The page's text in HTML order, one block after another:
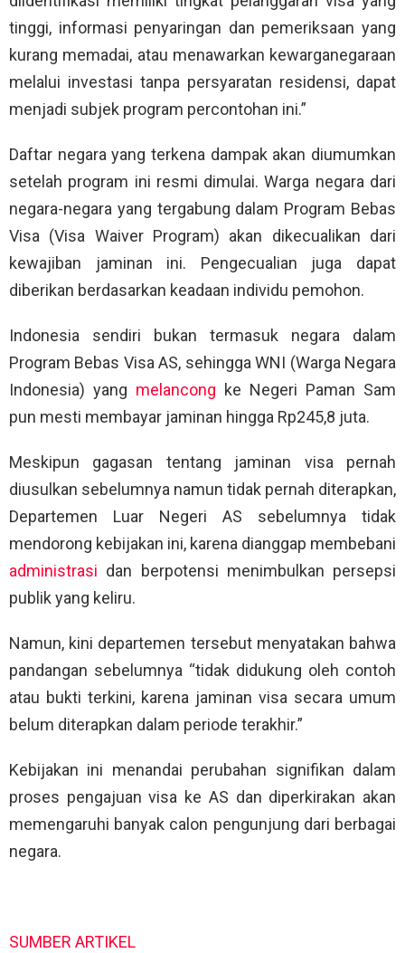
tinggi, informasi penyaringan dan pemeriksaan yang
kurang memadai, atau menawarkan kewarganegaraan
melalui investasi tanpa persyaratan residensi, dapat
menjadi subjek program percontohan ini.”
Daftar negara yang terkena dampak akan diumumkan
setelah program ini resmi dimulai. Warga negara dari
negara-negara yang tergabung dalam Program Bebas
Visa (Visa Waiver Program) akan dikecualikan dari
kewajiban jaminan ini. Pengecualian juga dapat
diberikan berdasarkan keadaan individu pemohon.
Indonesia sendiri bukan termasuk negara dalam
Program Bebas Visa AS, sehingga WNI (Warga Negara
Indonesia) yang melancong ke Negeri Paman Sam
pun mesti membayar jaminan hingga Rp245,8 juta.
Meskipun gagasan tentang jaminan visa pernah
diusulkan sebelumnya namun tidak pernah diterapkan,
Departemen Luar Negeri AS sebelumnya tidak
mendorong kebijakan ini, karena dianggap membebani
administrasi dan berpotensi menimbulkan persepsi
publik yang keliru.
Namun, kini departemen tersebut menyatakan bahwa
pandangan sebelumnya “tidak didukung oleh contoh
atau bukti terkini, karena jaminan visa secara umum
belum diterapkan dalam periode terakhir.”
Kebijakan ini menandai perubahan signifikan dalam
proses pengajuan visa ke AS dan diperkirakan akan
memengaruhi banyak calon pengunjung dari berbagai
negara.
SUMBER ARTIKEL